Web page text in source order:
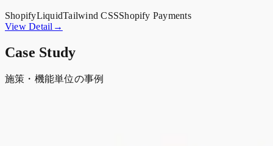
ShopifyLiquidTailwind CSSShopify Payments
View Detail→
Case Study
施策・機能単位の事例